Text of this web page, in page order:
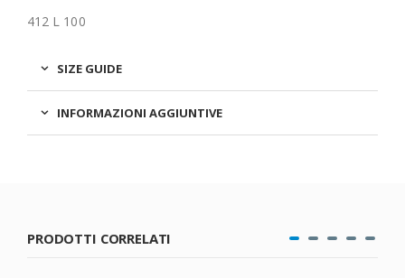
412 L 100
SIZE GUIDE
INFORMAZIONI AGGIUNTIVE
PRODOTTI CORRELATI